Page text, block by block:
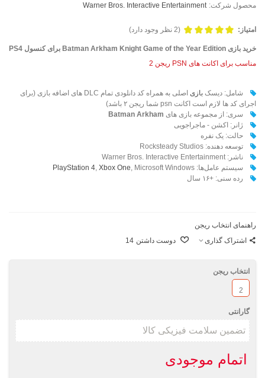
محصول شرکت: Warner Bros. Interactive Entertainment
امتیاز: (2 نظر وجود دارد)
خرید بازی Batman Arkham Knight Game of the Year Edition برای کنسول PS4
مناسب برای اکانت های PSN ریجن 2
شامل: دیسکبازی
اصلی به همراه کد دانلودی تمام DLC های اضافه بازی (برای
اجرای کد ها لازم است اکانت psn شما ریجن ۲ باشد)
سری: از مجموعه بازی های Batman Arkham
ژانر: اکشن - ماجراجویی
حالت: یک نفره
توسعه دهنده: Rocksteady Studios
ناشر: Warner Bros. Interactive Entertainment
سیستم عامل‌ها:
PlayStation 4, Xbox One , Microsoft Windows
رده سنی: +۱۶ سال
راهنمای انتخاب ریجن
اشتراک گذاری
دوست داشتن 14
انتخاب ریجن
2
گارانتی
اتمام موجودی